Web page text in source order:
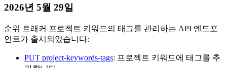
2026년 5월 29일
순위 트래커 프로젝트 키워드의 태그를 관리하는 API 엔드포
인트가 출시되었습니다:
PUT project-keywords-tags: 프로젝트 키워드에 태그를 추